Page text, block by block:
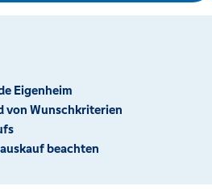
Eigenheim
von Wunschkriterien
beachten